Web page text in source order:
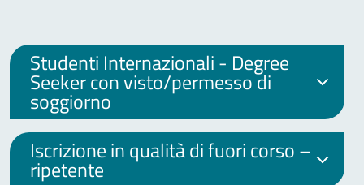
Studenti Internazionali - Degree
Seeker con visto/permesso di
soggiorno
Iscrizione in qualità di fuori corso –
ripetente